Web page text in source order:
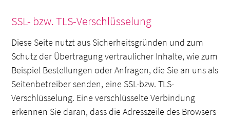
SSL- bzw. TLS-Verschlüsselung
Diese Seite nutzt aus Sicherheitsgründen und zum
Schutz der Übertragung vertraulicher Inhalte, wie zum
Beispiel Bestellungen oder Anfragen, die Sie an uns als
Seitenbetreiber senden, eine SSL-bzw. TLS-
Verschlüsselung. Eine verschlüsselte Verbindung
erkennen Sie daran, dass die Adresszeile des Browsers